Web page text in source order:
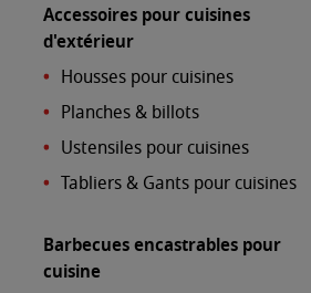
Accessoires pour cuisines
d'extérieur
Housses pour cuisines
Planches & billots
Ustensiles pour cuisines
Tabliers & Gants pour cuisines
Barbecues encastrables pour
cuisine